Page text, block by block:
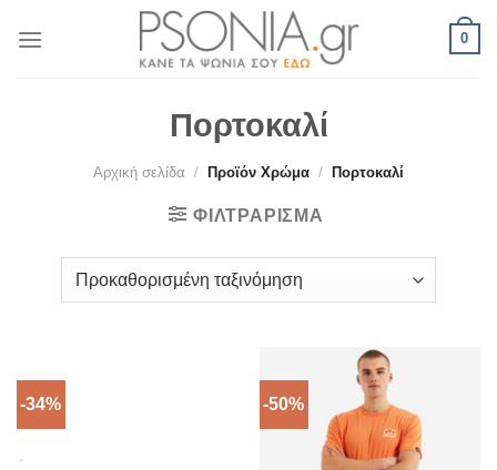
0
Πορτοκαλί
Αρχική σελίδα / Προϊόν Χρώμα / Πορτοκαλί
ΦΙΛΤΡΆΡΙΣΜΑ
-34% -50%